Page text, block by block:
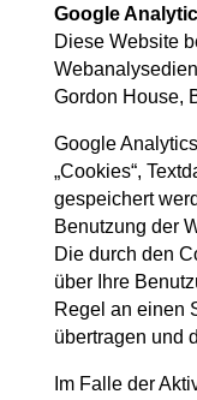
Google
Diese Website
Gordon House,
Google
„Cookies“,
gespeichert
Benutzung der
Die durch den
über Ihre
Regel an einen
übertragen und
Im Falle der